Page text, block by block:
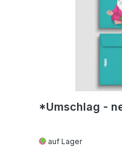
*Umschlag -
auf Lager